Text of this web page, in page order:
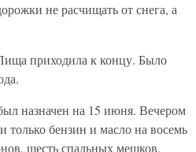
не расчищать от снега, а
приходила к концу. Было
назначен на 15 июня. Вечером
бензин и масло на восемь
шесть спальных мешков,